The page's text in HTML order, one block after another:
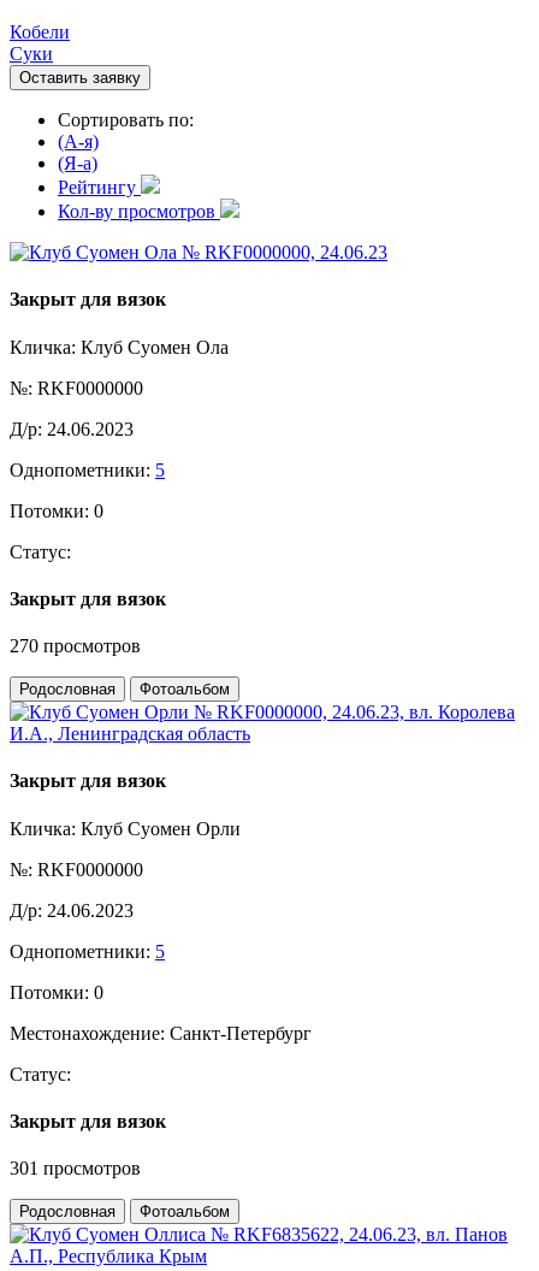
Кобели
Суки
Оставить заявку
Сортировать по:
(A-я)
(Я-а)
Рейтингу
Кол-ву просмотров
Закрыт для вязок
Кличка: Клуб Суомен Ола
№: RKF0000000
Д/р: 24.06.2023
Однопометники: 5
Потомки: 0
Статус:
Закрыт для вязок
270 просмотров
Родословная Фотоальбом
Закрыт для вязок
Кличка: Клуб Суомен Орли
№: RKF0000000
Д/р: 24.06.2023
Однопометники: 5
Потомки: 0
Местонахождение: Санкт-Петербург
Статус:
Закрыт для вязок
301 просмотров
Родословная Фотоальбом